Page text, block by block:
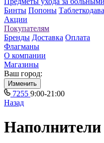
Бинты Попоны
Акции
Покупателям
Бренды Доставка Оплата
Флагманы
О компании
Магазины
Ваш город:
Изменить
7255 9:00-21:00
Назад